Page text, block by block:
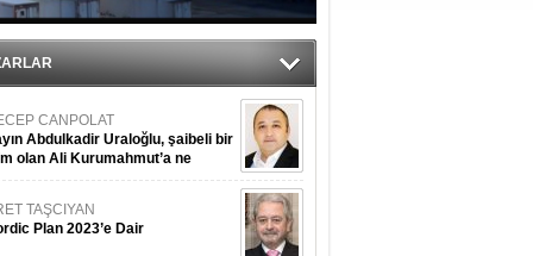
CANPOLAT
Abdulkadir Uraloğlu, şaibeli bir
olan Ali Kurumahmut’a ne
TAŞCIYAN
Plan 2023’e Dair